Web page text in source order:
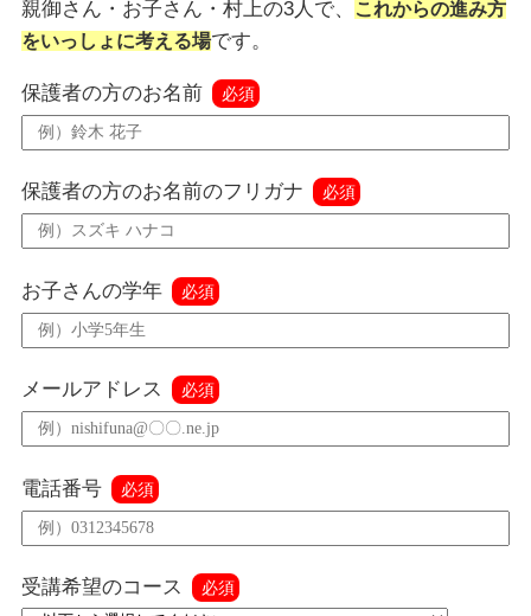
親御さん・お子さん・村上の3人で、
これからの進み方
をいっしょに考える場です。
保護者の方のお名前 必須
保護者の方のお名前のフリガナ 必須
お子さんの学年 必須
メールアドレス 必須
電話番号 必須
受講希望のコース 必須